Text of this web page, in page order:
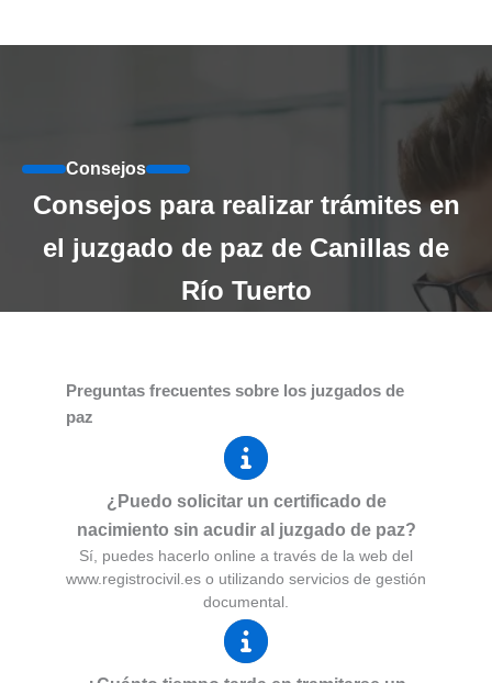
Consejos
Consejos para realizar trámites en
el juzgado de paz de Canillas de
Río Tuerto
Preguntas frecuentes sobre los juzgados de
paz
¿Puedo solicitar un certificado de
nacimiento sin acudir al juzgado de paz?
Sí, puedes hacerlo online a través de la web del
www.registrocivil.es o utilizando servicios de gestión
documental.